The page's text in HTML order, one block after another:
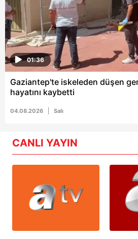
01:36
Gaziantep'te iskeleden düşen
hayatını kaybetti
04.08.2026 Salı
CANLI YAYIN